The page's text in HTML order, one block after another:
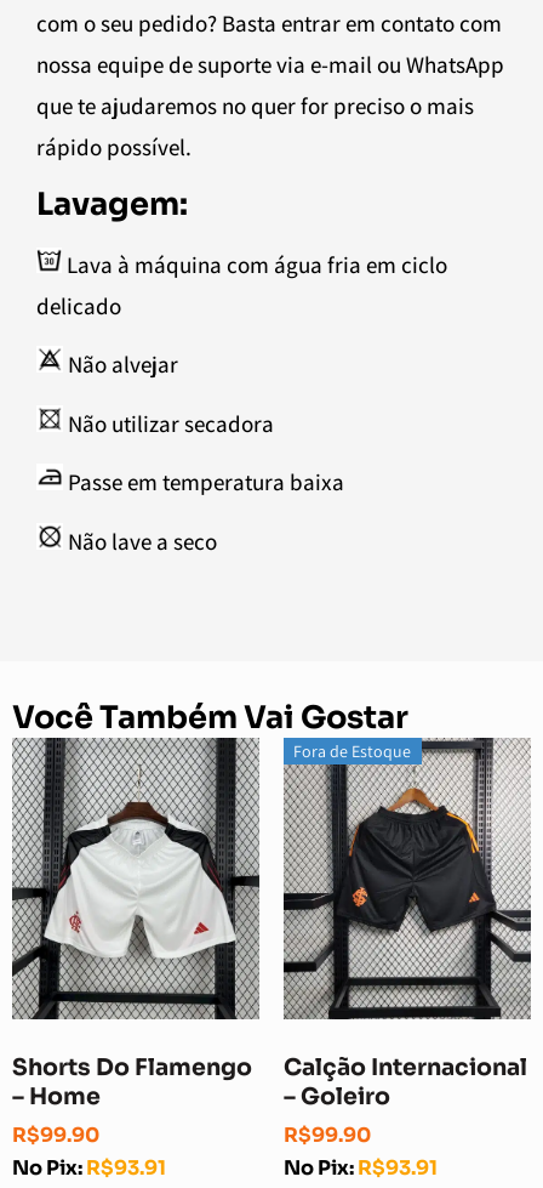
com o seu pedido? Basta entrar em contato com
nossa equipe de suporte via e-mail ou WhatsApp
que te ajudaremos no quer for preciso o mais
rápido possível.
Lavagem:
Lava à máquina com água fria em ciclo
delicado
Não alvejar
Não utilizar secadora
Passe em temperatura baixa
Não lave a seco
Você Também Vai Gostar
Shorts Do Flamengo
– Home
R$99.90
No Pix:R$93.91
Fora de Estoque
Calção Internacional
– Goleiro
R$99.90
No Pix:R$93.91